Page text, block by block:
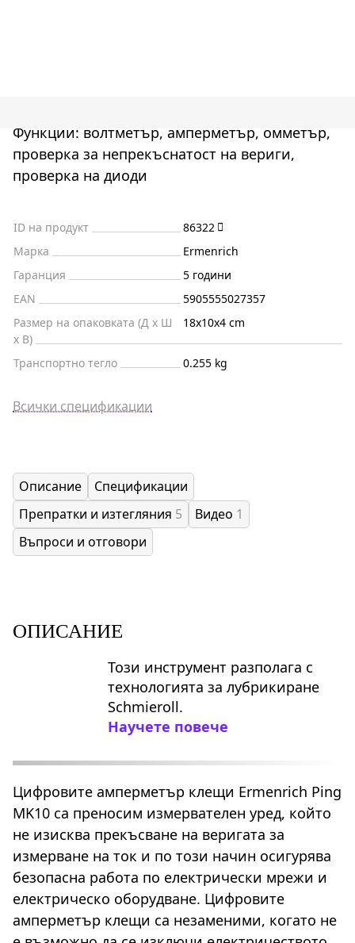
Функции: волтметър, амперметър, омметър,
проверка за непрекъснатост на вериги,
проверка на диоди
ID на продукт
86322
Марка
Ermenrich
Гаранция
5 години
EAN
5905555027357
Размер на опаковката (Д x Ш
x В)
18x10x4 cm
Транспортно тегло 0.255 kg
Всички спецификации
Описание
Спецификации
Препратки и изтегляния 5 Видео 1
Въпроси и отговори
ОПИСАНИЕ
Този инструмент разполага с
технологията за лубрикиране
Schmieroll.
Научете повече
Цифровите амперметър клещи Ermenrich Ping
MK10 са преносим измервателен уред, който
не изисква прекъсване на веригата за
измерване на ток и по този начин осигурява
безопасна работа по електрически мрежи и
електрическо оборудване. Цифровите
амперметър клещи са незаменими, когато не